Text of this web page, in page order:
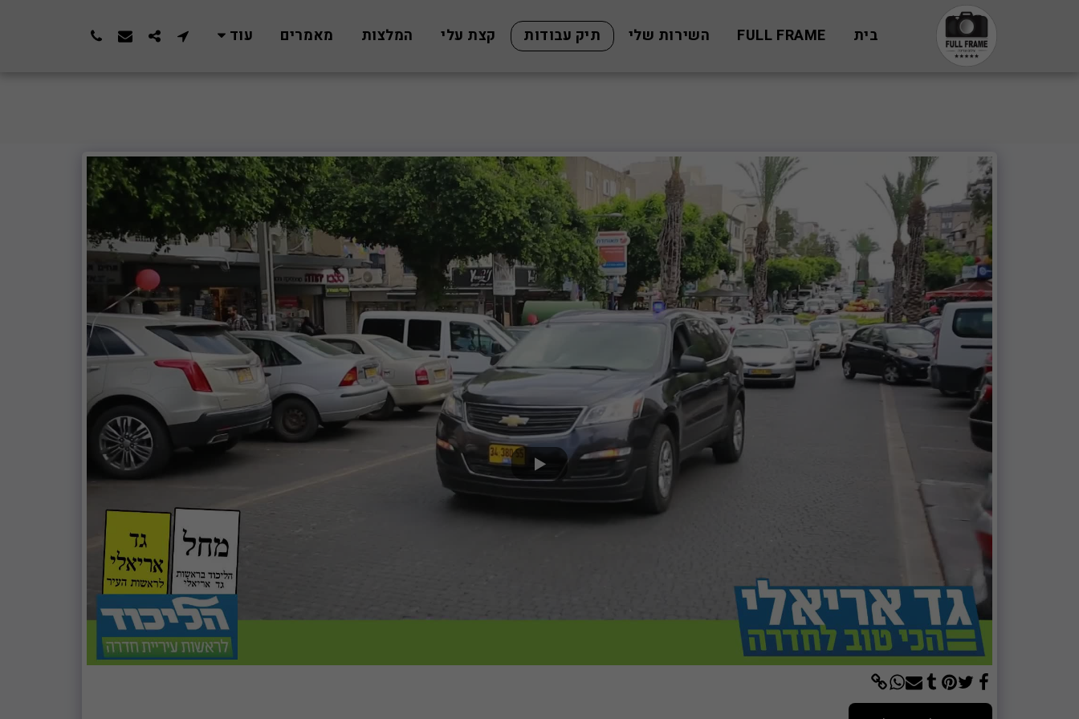
בית FULL FRAME השירות שלי תיק עבודות קצת עלי המלצות מאמרים עוד